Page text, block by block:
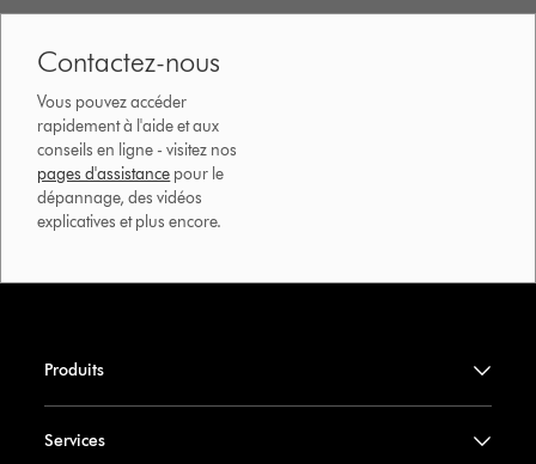
Contactez-nous
Vous pouvez accéder
rapidement à l'aide et aux
conseils en ligne - visitez nos
pages d'assistance pour le
dépannage, des vidéos
explicatives et plus encore.
Produits
Services